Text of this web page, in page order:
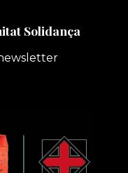
Solidança